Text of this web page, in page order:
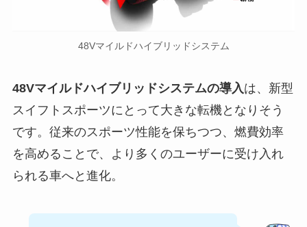
48Vマイルドハイブリッドシステム
48Vマイルドハイブリッドシステムの導入は、新型
スイフトスポーツにとって大きな転機となりそう
です。従来のスポーツ性能を保ちつつ、燃費効率
を高めることで、より多くのユーザーに受け入れ
られる車へと進化。